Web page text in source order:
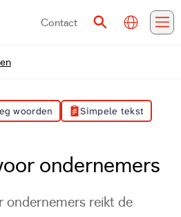
Contact
ZoekenVertalen
woorden Simpele tekst
ondernemers
ondernemers reikt de